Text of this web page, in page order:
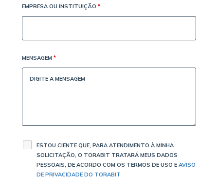
EMPRESA OU INSTITUIÇÃO *
MENSAGEM *
ESTOU CIENTE QUE, PARA ATENDIMENTO À MINHA
SOLICITAÇÃO, O TORABIT TRATARÁ MEUS DADOS
PESSOAIS, DE ACORDO COM OS TERMOS DE USO E AVISO
DE PRIVACIDADE DO TORABIT